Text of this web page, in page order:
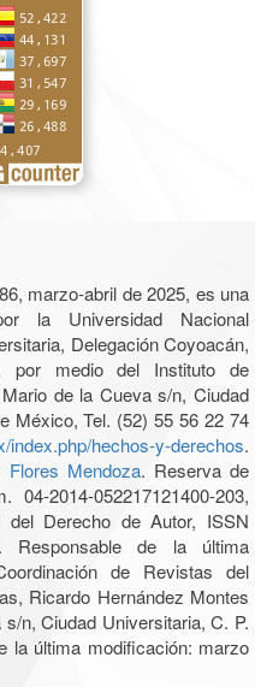
marzo-abril de 2025, es una
la Universidad Nacional
Delegación Coyoacán,
por medio del Instituto de
de la Cueva s/n, Ciudad
México, Tel. (52) 55 56 22 74
index.php/hechos-y-derechos.
Flores Mendoza. Reserva de
2014-052217121400-203,
del Derecho de Autor, ISSN
Responsable de la última
de Revistas del
Ricardo Hernández Montes
n, Ciudad Universitaria, C. P.
la última modificación: marzo